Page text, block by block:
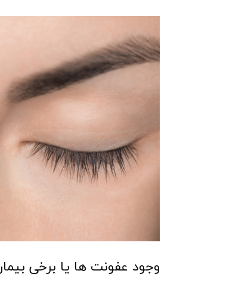
وجود عفونت‌ ها یا برخی